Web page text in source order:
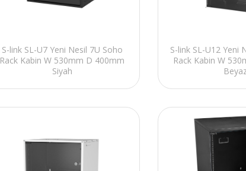
S-link SL-U7 Yeni Nesil 7U Soho
Rack Kabin W 530mm D 400mm
Siyah
S-link SL-U12 Yeni
Rack Kabin W